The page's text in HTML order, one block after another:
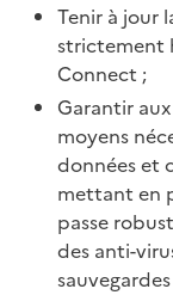
Tenir à jour
strictement
Connect ;
Garantir
moyens
données et
mettant en
passe
des anti-